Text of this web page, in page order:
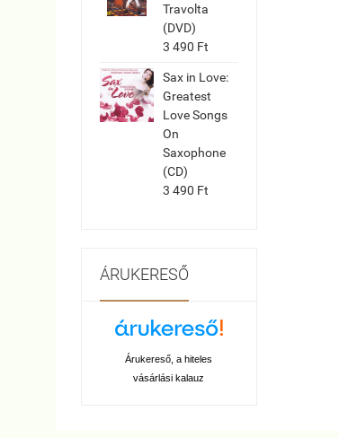
Travolta
(DVD)
3 490 Ft
Sax in Love:
Greatest
Love Songs
On
Saxophone
(CD)
3 490 Ft
ÁRUKERESŐ
Árukereső, a hiteles
vásárlási kalauz